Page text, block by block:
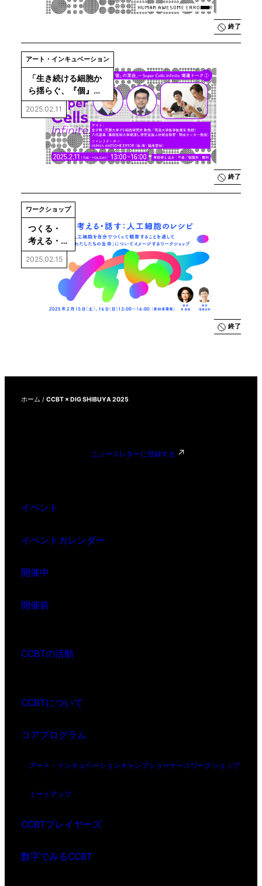
終了
アート・インキュベーション
「生き続ける細胞か
ら揺らぐ、『個』の
実在」ーSuper Cells
Infinite 関連トーク
2025.02.11
終了
ワークショップ
つくる・
考える・話
す：人工細
胞のレシピ
2025.02.15
終了
ホーム / CCBT × DIG SHIBUYA 2025
ニュースレターに登録する
イベント
イベントカレンダー
開催中
開催前
CCBTの活動
CCBTについて
コアプログラム
アート・インキュベーションキャンプショーケースワークショップ
ミートアップ
CCBTプレイヤーズ
数字でみるCCBT